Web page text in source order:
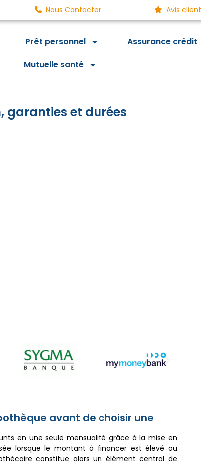
Nous Contacter Avis client
Prêt personnel
Assurance crédit
Mutuelle santé
garanties et durées
avant de choisir une
en une seule mensualité grâce à la mise en
lorsque le montant à financer est élevé ou
constitue alors un élément central de